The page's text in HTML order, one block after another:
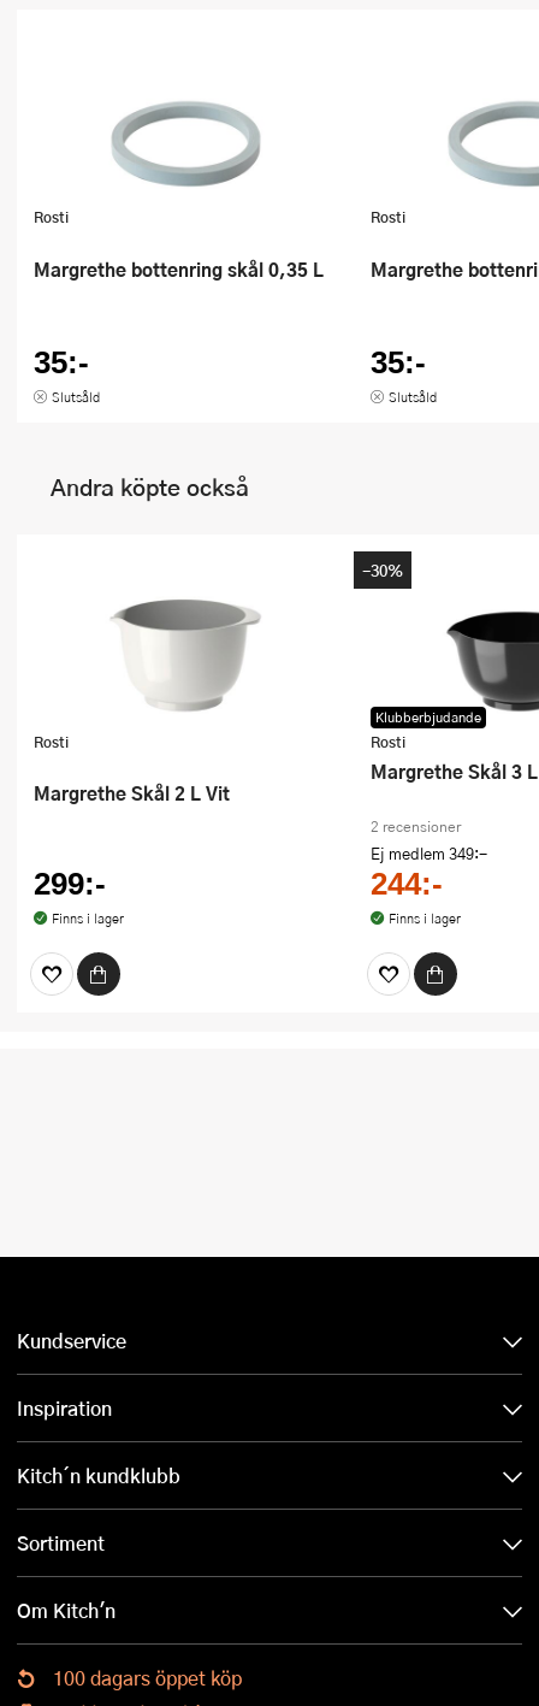
Rosti
Margrethe bottenring skål 0,35 L
35:-
Slutsåld
Rosti
Margrethe
35:-
Slutsåld
Andra köpte också
Rosti
Margrethe Skål 2 L Vit
299:-
Finns i lager
Klubberbjudande
Rosti
Margrethe Skål 3
2 recensioner
Ej medlem 349:-
244:-
Finns i lager
-30%
Kundservice
Inspiration
Kitch´n kundklubb
Sortiment
Om Kitch'n
100 dagars öppet köp